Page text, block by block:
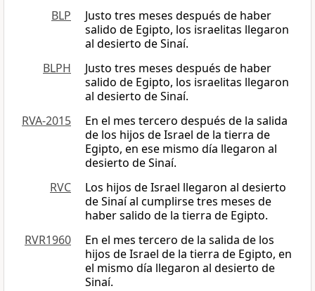
BLP
Justo tres meses después de haber
salido de Egipto, los israelitas llegaron
al desierto de Sinaí.
BLPH
Justo tres meses después de haber
salido de Egipto, los israelitas llegaron
al desierto de Sinaí.
RVA-2015
En el mes tercero después de la salida
de los hijos de Israel de la tierra de
Egipto, en ese mismo día llegaron al
desierto de Sinaí.
RVC
Los hijos de Israel llegaron al desierto
de Sinaí al cumplirse tres meses de
haber salido de la tierra de Egipto.
RVR1960
En el mes tercero de la salida de los
hijos de Israel de la tierra de Egipto, en
el mismo día llegaron al desierto de
Sinaí.